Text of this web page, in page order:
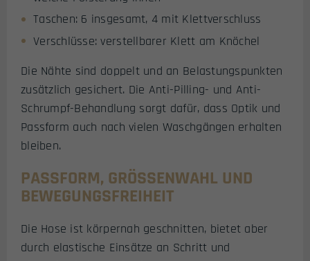
Taschen: 6 insgesamt, 4 mit Klettverschluss
Verschlüsse: verstellbarer Klett am Knöchel
Die Nähte sind doppelt und an Belastungspunkten
zusätzlich gesichert. Die Anti-Pilling- und Anti-
Schrumpf-Behandlung sorgt dafür, dass Optik und
Passform auch nach vielen Waschgängen erhalten
bleiben.
PASSFORM, GRÖSSENWAHL UND B
EWEGUNGSFREIHEIT
Die Hose ist körpernah geschnitten, bietet aber
durch elastische Einsätze an Schritt und